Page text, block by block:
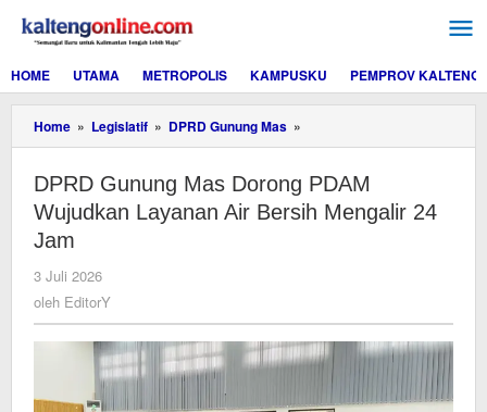
konten
HOME
UTAMA METROPOLIS KAMPUSKU PEMPROV KALTENG
Home » Legislatif » DPRD Gunung Mas »
Gunung
Dorong
PDAM
Wujudkan
24
Jam
DPRD Gunung Mas Dorong PDAM
Wujudkan Layanan Air Bersih Mengalir 24
Jam
3 Juli 2026
oleh EditorY